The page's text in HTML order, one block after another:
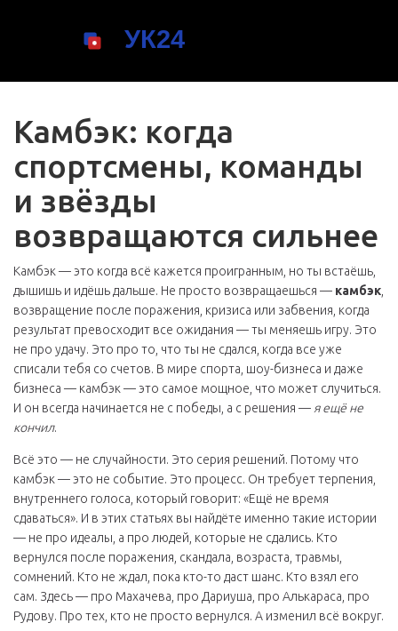
Камбэк: когда
спортсмены, команды
и звёзды
возвращаются сильнее
Камбэк — это когда всё кажется проигранным, но ты встаёшь,
дышишь и идёшь дальше. Не просто возвращаешься — камбэк
возвращение после поражения, кризиса или забвения, когда
результат превосходит все ожидания — ты меняешь игру. Это
не про удачу. Это про то, что ты не сдался, когда все уже
списали тебя со счетов. В мире спорта, шоу-бизнеса и даже
бизнеса — камбэк — это самое мощное, что может случиться.
И он всегда начинается не с победы, а с решения — я ещё не
кончил.
Всё это — не случайности. Это серия решений. Потому что
камбэк — это не событие. Это процесс. Он требует терпения,
внутреннего голоса, который говорит: «Ещё не время
сдаваться». И в этих статьях вы найдёте именно такие истории
— не про идеалы, а про людей, которые не сдались. Кто
вернулся после поражения, скандала, возраста, травмы,
сомнений. Кто не ждал, пока кто-то даст шанс. Кто взял его
сам. Здесь — про Махачева, про Дариуша, про Алькараса, про
Рудову. Про тех, кто не просто вернулся. А изменил всё вокруг.